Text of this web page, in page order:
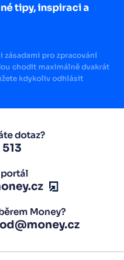
tipy, inspiraci a
zásadami pro zpracování
chodit maximálně dvakrát
kdykoliv odhlásit
dotaz?
Money?